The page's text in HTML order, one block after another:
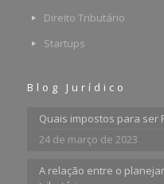
Direito Tributário
Startups
Blog Jurídico
Quais impostos para ser
24 de março de 2023
A relação entre o